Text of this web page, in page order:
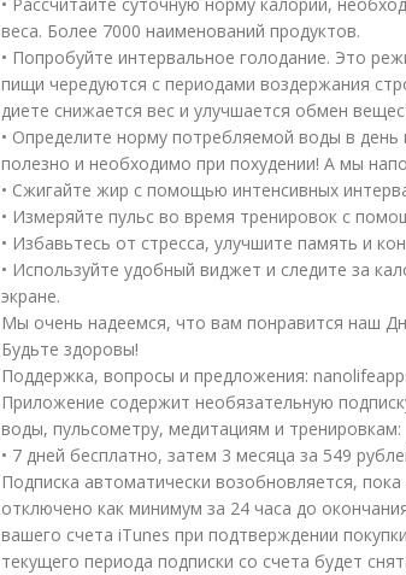
веса. Более 7000 наименований продуктов.
• Попробуйте интервальное голодание. Это
пищи чередуются с периодами воздержания
диете снижается вес и улучшается обмен
• Определите норму потребляемой воды в
полезно и необходимо при похудении! А мы
• Сжигайте жир с помощью интенсивных
• Измеряйте пульс во время тренировок с
• Избавьтесь от стресса, улучшите память и
• Используйте удобный виджет и следите за
экране.
Мы очень надеемся, что вам понравится наш
Будьте здоровы!
Поддержка, вопросы и предложения:
Приложение содержит необязательную
воды, пульсометру, медитациям и тренировкам:
• 7 дней бесплатно, затем 3 месяца за 549
Подписка автоматически возобновляется,
отключено как минимум за 24 часа до
вашего счета iTunes при подтверждении
текущего периода подписки со счета будет